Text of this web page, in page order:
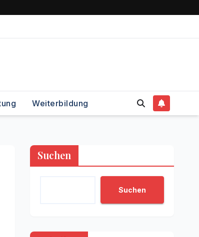
Weiterbildung
Suchen
Suchen